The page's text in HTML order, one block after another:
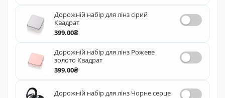
Дорожній набір для лінз сірий
Квадрат
399.00₴
Дорожній набір для лінз Рожеве
золото Квадрат
399.00₴
Дорожній набір для лінз Чорне серце